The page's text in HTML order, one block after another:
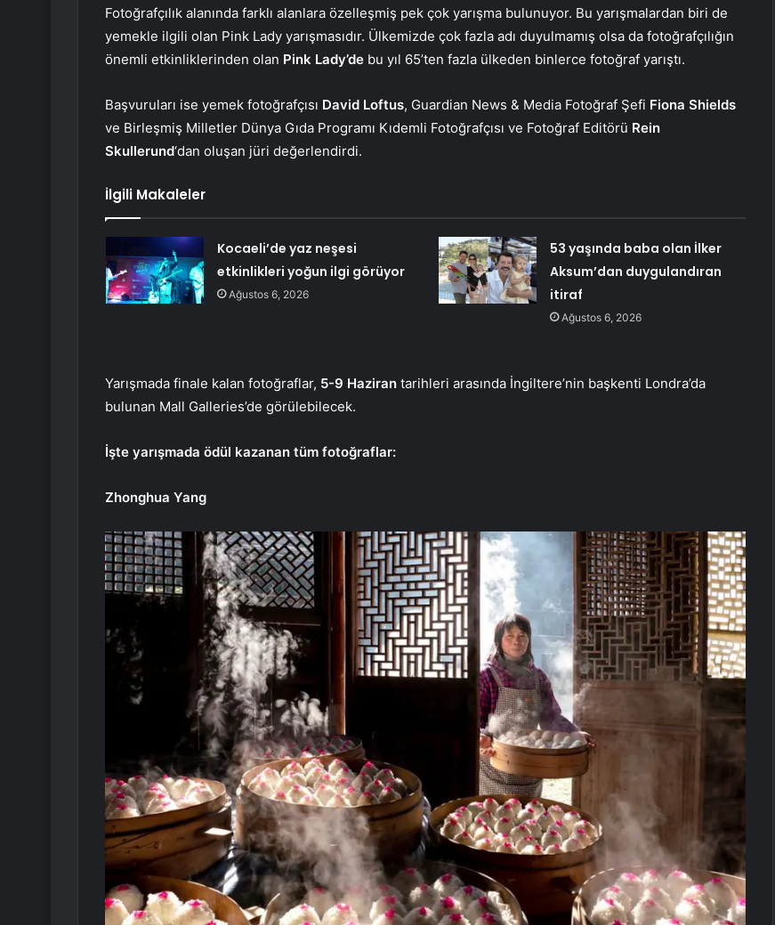
Fotoğrafçılık alanında farklı alanlara özelleşmiş pek çok yarışma bulunuyor. Bu yarışmalardan biri de
yemekle ilgili olan Pink Lady yarışmasıdır. Ülkemizde çok fazla adı duyulmamış olsa da fotoğrafçılığın
önemli etkinliklerinden olan Pink Lady’de bu yıl 65’ten fazla ülkeden binlerce fotoğraf yarıştı.
Başvuruları ise yemek fotoğrafçısı David Loftus, Guardian News & Media Fotoğraf Şefi Fiona Shields
ve Birleşmiş Milletler Dünya Gıda Programı Kıdemli Fotoğrafçısı ve Fotoğraf Editörü Rein
Skullerund‘dan oluşan jüri değerlendirdi.
İlgili Makaleler
Kocaeli’de yaz neşesi
etkinlikleri yoğun ilgi görüyor
Ağustos 6, 2026
53 yaşında baba olan İlker
Aksum’dan duygulandıran
itiraf
Ağustos 6, 2026
Yarışmada finale kalan fotoğraflar, 5-9 Haziran tarihleri arasında İngiltere’nin başkenti Londra’da
bulunan Mall Galleries’de görülebilecek.
İşte yarışmada ödül kazanan tüm fotoğraflar:
Zhonghua Yang